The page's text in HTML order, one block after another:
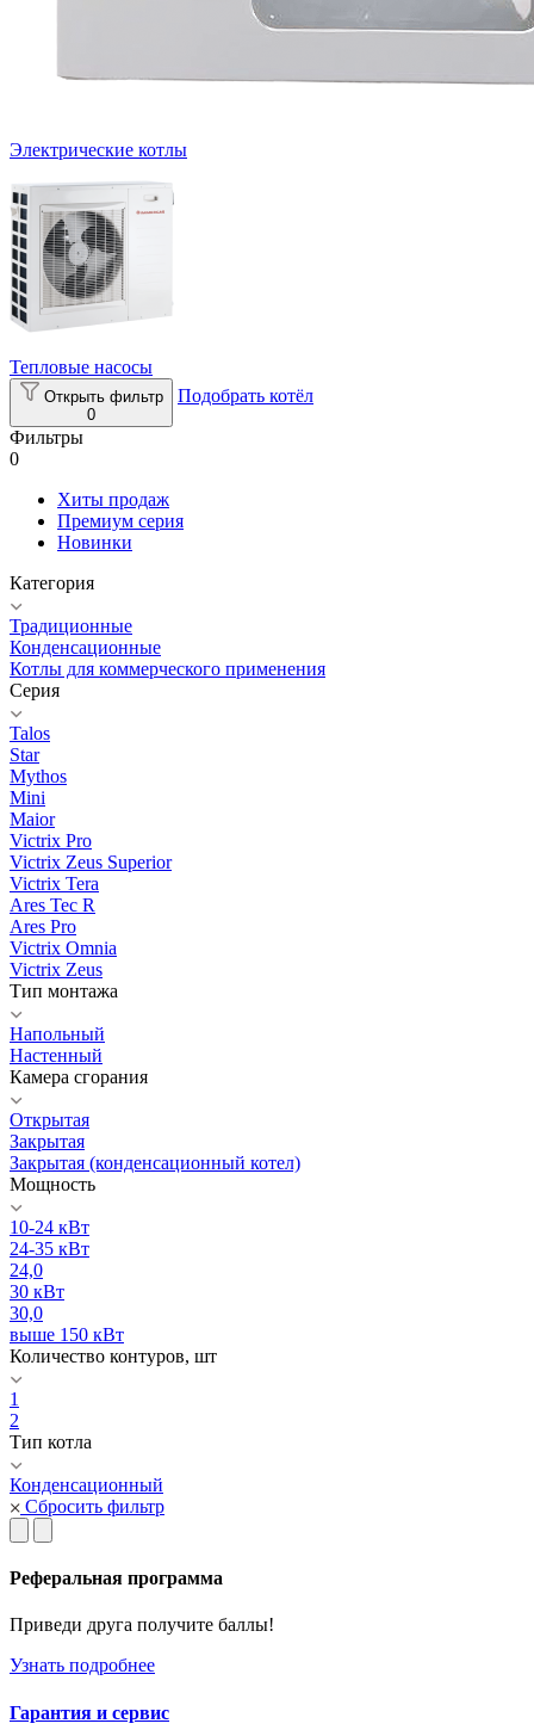
Электрические котлы
Тепловые насосы
Открыть фильтр
0
Подобрать котёл
Фильтры
0
Хиты продаж
Премиум серия
Новинки
Категория
Традиционные
Конденсационные
Котлы для коммерческого применения
Серия
Talos
Star
Mythos
Mini
Maior
Victrix Pro
Victrix Zeus Superior
Victrix Tera
Ares Tec R
Ares Pro
Victrix Omnia
Victrix Zeus
Тип монтажа
Напольный
Настенный
Камера сгорания
Открытая
Закрытая
Закрытая (конденсационный котел)
Мощность
10-24 кВт
24-35 кВт
24,0
30 кВт
30,0
выше 150 кВт
Количество контуров, шт
1
2
Тип котла
Конденсационный
Сбросить фильтр
Реферальная программа
Приведи друга получите баллы!
Узнать подробнее
Гарантия и сервис